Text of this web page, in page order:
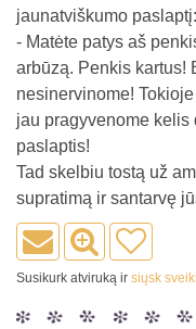
jaunatviškumo paslaptį:
- Matėte patys aš
arbūzą. Penkis kartus!
nesinervinome!
jau pragyvenome kelis
paslaptis!
Tad skelbiu tostą už
supratimą ir santarvę
Susikurk atviruką ir siųsk